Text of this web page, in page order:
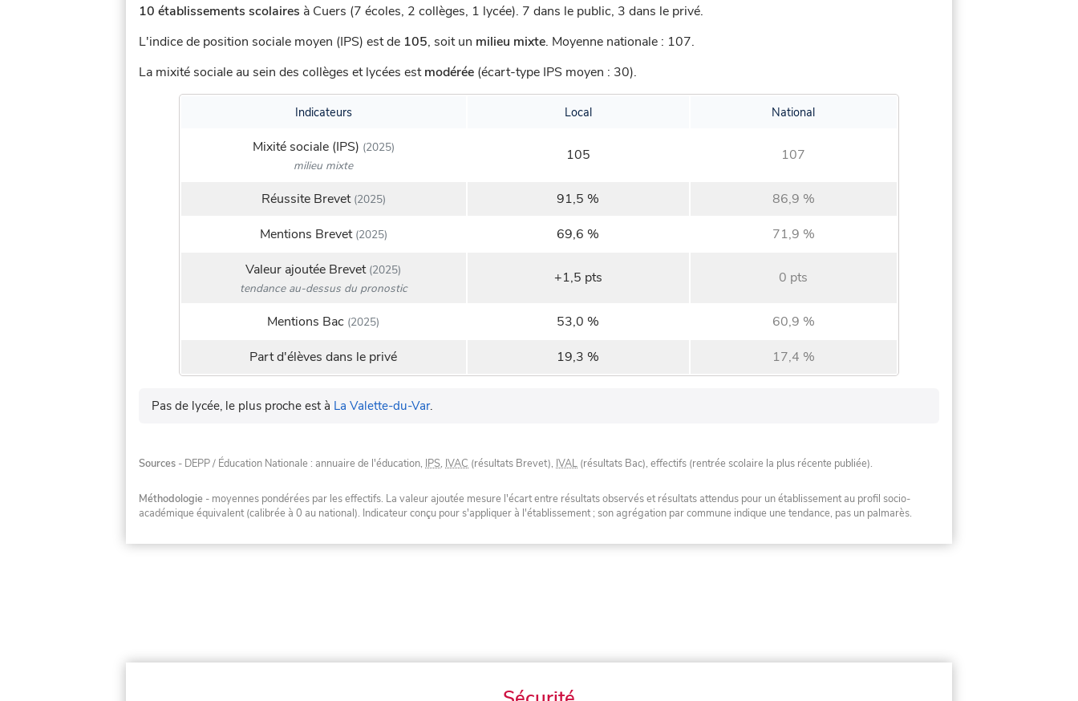
10 établissements scolaires à Cuers (7 écoles, 2 collèges, 1 lycée). 7 dans le public, 3 dans le privé.
L'indice de position sociale moyen (IPS) est de 105, soit un milieu mixte. Moyenne nationale : 107.
La mixité sociale au sein des collèges et lycées estmodérée (écart-type IPS moyen : 30).
Indicateurs Local National
Mixité sociale (IPS) (2025)
milieu mixte
105 107
Réussite Brevet(2025) 91,5 %
86,9 %
Mentions Brevet(2025) 69,6 %
71,9 %
Valeur ajoutée Brevet(2025)
tendance au-dessus du pronostic
+1,5 pts 0 pts
Mentions Bac (2025) 53,0 %
60,9 %
Part d'élèves dans le privé
19,3 % 17,4 %
Pas de lycée, le plus proche est à La Valette-du-Var.
Sources - DEPP / Éducation Nationale : annuaire de l'éducation, IPS, IVAC (résultats Brevet), IVAL (résultats Bac), effectifs (rentrée scolaire la plus récente publiée).
Méthodologie - moyennes pondérées par les effectifs. La valeur ajoutée mesure l'écart entre résultats observés et résultats attendus pour un établissement au profil socio-
académique équivalent (calibrée à 0 au national). Indicateur conçu pour s'appliquer à l'établissement ; son agrégation par commune indique une tendance, pas un palmarès.